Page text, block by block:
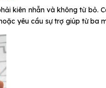
kiên nhẫn và không từ bỏ.
yêu cầu sự trợ giúp từ ba